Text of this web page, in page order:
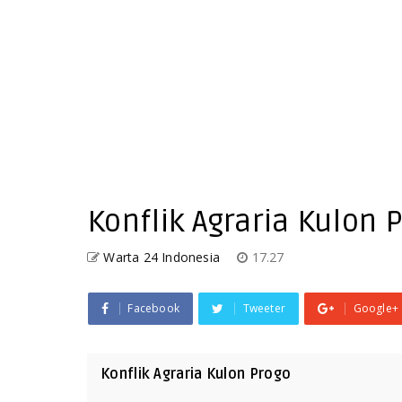
Konflik Agraria Kulon
Warta 24 Indonesia 17.27
Facebook Tweeter Google+
Konflik Agraria Kulon Progo